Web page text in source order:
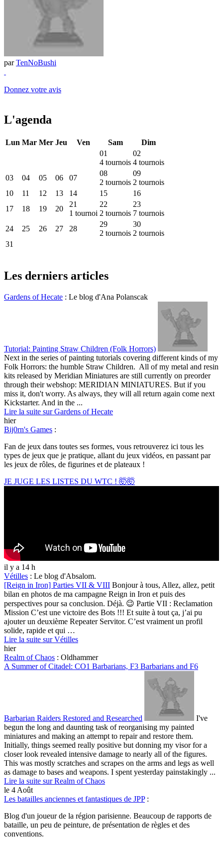
parTenNoBushi
Donnez votre avis
L'agenda
Lun Mar Mer Jeu Ven Sam
Dim
01
4 tournois
02
4 tournois
03
04 05 06 07
08
2 tournois
09
2 tournois
10
11 12 13 14 15
16
17
18 19 20
21
1 tournoi
22
2 tournois
23
7 tournois
24
25 26 27 28
29
2 tournois
30
2 tournois
31
Les derniers articles
Gardens of Hecate : Le blog d'Ana Polanscak
Tutorial: Painting Straw Children (Folk Horrors)
Next in the series of painting tutorials covering different kinds of my
Folk Horrors: the humble Straw Children. All of my metal and resin
kits released by Meridian Miniatures are still currently on preorder
through their webshop: MERIDIAN MINIATURES. But if you
miss it, don't worry. As always, they will all return again come next
Kickstarter. And in the ...
Lire la suite sur Gardens of Hecate
hier
Bij0rn's Games :
Fan de jeux dans toutes ses formes, vous retrouverez ici tous les
types de jeux que je pratique, allant du jeux vidéos, en passant par
les jeux de rôles, de figurines et de plateaux !
JE JUGE LES LISTES DU WTC ! 🤯🤯
il y a 14 h
Vétilles : Le blog d'Absalom.
[Reign in Iron] Parties VII & VIII Bonjour à tous, Allez, allez, petit
bilan en photos de ma campagne Reign in Iron et puis des
perspectives pour sa conclusion. Déjà. 😉 Partie VII : Reclamation
Mission C’est une victoire des Bots !!! Et suite à tout ça, j’ai pu
ajouter un deuxième Repeater Servitor. C’est vraiment un profil
solide, rapide et qui …
Lire la suite sur Vétilles
hier
Realm of Chaos : Oldhammer
A Summer of Citadel: CO1 Barbarians, F3 Barbarians and F6
Barbarian Raiders Restored and Researched
I've
begun the long and daunting task of reorganising my painted
miniatures and making an attempt to repair and restore them.
Initially, things seemed really positive but donning my visor for a
closer look revealed intensive damage to nearly all of the figures.
This was mostly scratches and scrapes on the arms and legs as well
as damage to bases and weapons. I spent yesterday painstakingly ...
Lire la suite sur Realm of Chaos
le 4 Août
Les batailles anciennes et fantastiques de JPP:
Blog d'un joueur de la région parisienne. Beaucoup de rapports de
bataille, un peu de peinture, de présentation de règles et des
conventions.